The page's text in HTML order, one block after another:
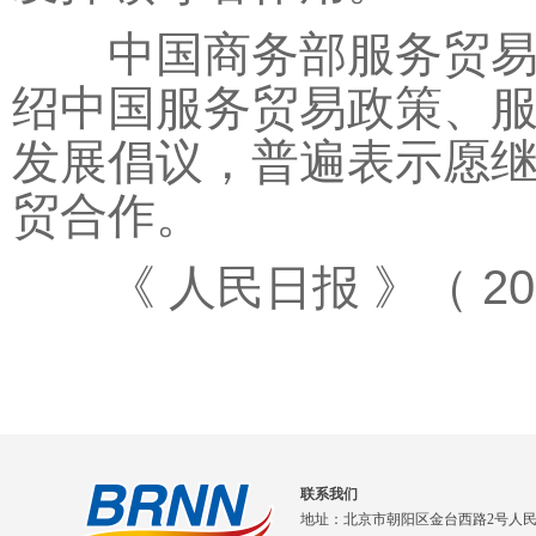
中国商务部服务贸易
绍中国服务贸易政策、
发展倡议，普遍表示愿
贸合作。
《 人民日报 》（
联系我们
地址：北京市朝阳区金台西路2号人